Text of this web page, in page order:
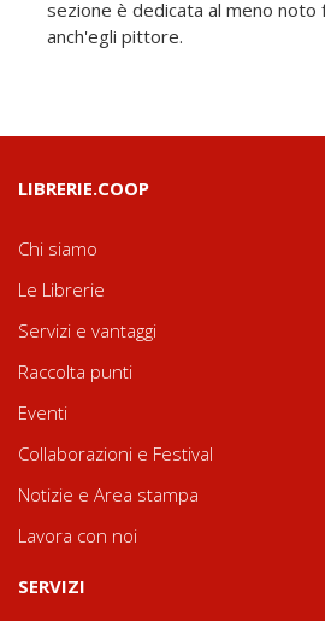
sezione è dedicata al meno noto
anch'egli pittore.
LIBRERIE.COOP
Chi siamo
Le Librerie
Servizi e vantaggi
Raccolta punti
Eventi
Collaborazioni e Festival
Notizie e Area stampa
Lavora con noi
SERVIZI